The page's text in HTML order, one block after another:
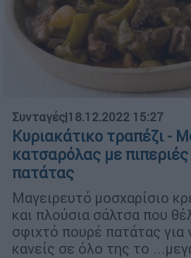
Συνταγές|18.12.2022 15:27
Κυριακάτικο τραπέζι -
κατσαρόλας με
πατάτας
Μαγειρευτό μοσχαρίσιο
και πλούσια σάλτσα που
σφιχτό πουρέ πατάτας για
κανείς σε όλο της το